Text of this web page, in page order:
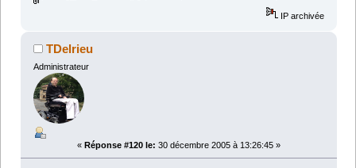
IP archivée
TDelrieu
Administrateur
« Réponse #120 le: 30 décembre 2005 à 13:26:45 »